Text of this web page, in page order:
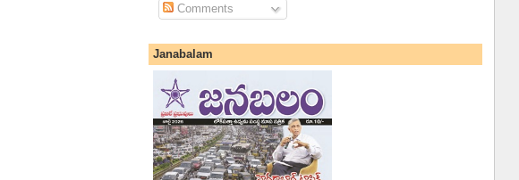
Comments
Janabalam